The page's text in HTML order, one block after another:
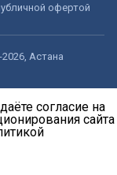
офертой
Астана
согласие на
сайта